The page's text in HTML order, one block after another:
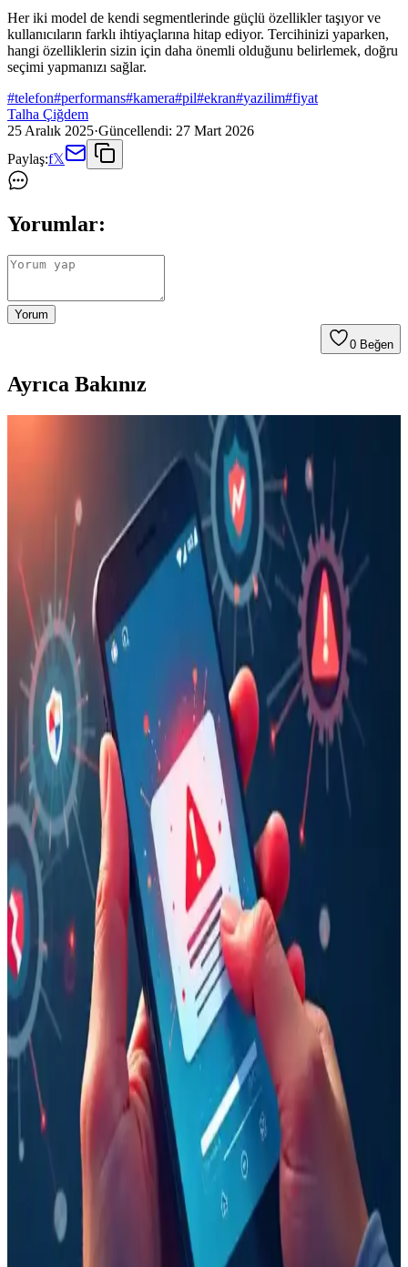
Her iki model de kendi segmentlerinde güçlü özellikler taşıyor ve
kullanıcıların farklı ihtiyaçlarına hitap ediyor. Tercihinizi yaparken,
hangi özelliklerin sizin için daha önemli olduğunu belirlemek, doğru
seçimi yapmanızı sağlar.
#telefon#performans#kamera#pil#ekran#yazilim#fiyat
Talha Çiğdem
25 Aralık 2025·Güncellendi: 27 Mart 2026
Paylaş:f𝕏
Yorumlar:
Yorum
0 Beğen
Ayrıca Bakınız
Ally 9.0 Akıllı Tahta, Tablet ve Telefon Stylus
Kalem: Yüksek Hassasiyetli ve Ergonomik Tasarım
Ally 9.0 stylus kalem, yüksek hassasiyet, uyumluluk ve ergonomik
tasarımıyla akıllı tahta, tablet ve telefonlarda pratik kullanım sağlar,
yoğun çalışma ve eğitim ortamlarına uygun bir seçenektir.
16 Gün Kar Altında Kalan iPhone'un Dayanıklılığı
ve Soğukta Elektronik Performansı
Saskatchewan'da 16 gün kar altında kalan iPhone, karın izolasyon
etkisi sayesinde çalışmaya devam etti. Soğuk hava batarya
performansını yavaşlatırken, kar cihazı korudu ve uzun süre konum
güncellemesi sağladı.
Apple'ın Reddettiği iPhone Fold Flip Tasarımı ve
Katlanabilir Telefonların Geleceği Üzerine İnceleme
Apple'ın iPhone Fold flip tasarımını gereksiz bulup iptal etmesi,
katlanabilir telefonların kullanıcı deneyimi ve teknik zorlukları
üzerine önemli tartışmaları gündeme getiriyor.
Google Pixel 10a Teknik İncelemesi ve E-Atık
Tartışmalarının Analizi
Google Pixel 10a, teknik iyileştirmeleri ve uzun yazılım desteğiyle
eski cihaz sahiplerine avantaj sağlarken, e-atık tartışmaları cihazın
çevresel etkileri üzerine önemli sorular doğuruyor.
128GB Depolama Kapasiteli Telefonların Kullanıcı
İhtiyaçlarına Uygunluğu ve Eleştiriler
128GB depolama alanına sahip telefonların yetersiz bulunmasının
nedenleri; kullanıcı alışkanlıkları, sistem verileri büyüklüğü, medya
depolama ve maliyet dengesi gibi faktörler ışığında ele alınıyor.
Samsung Galaxy Z TriFold Üretimi Durduruldu:
Yüksek Maliyet ve Sınırlı Talep Etkisi
Samsung, yenilikçi Galaxy Z TriFold modelinin yüksek üretim
maliyetleri ve sınırlı satış performansı nedeniyle üretimini durdurdu.
Şirket, kaynaklarını daha uygun maliyetli katlanabilir modellere
iPhone'da Kazara Aramaları Önlemek İçin Unified
Görünüm ve Tap Recents Ayarının Kullanımı